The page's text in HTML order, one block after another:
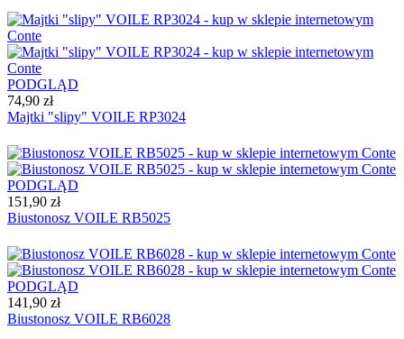
PODGLĄD
74,90 zł
Majtki "slipy" VOILE RP3024
PODGLĄD
151,90 zł
Biustonosz VOILE RB5025
PODGLĄD
141,90 zł
Biustonosz VOILE RB6028